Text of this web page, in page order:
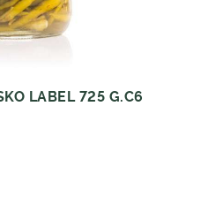
LABEL 725 G.C6